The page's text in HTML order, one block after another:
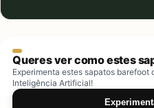
Queres ver como estes
Experimenta estes sapatos
Inteligência Artificial!